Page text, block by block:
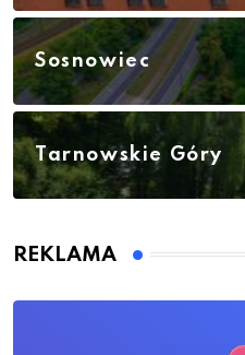
Sosnowiec
Tarnowskie Góry
REKLAMA